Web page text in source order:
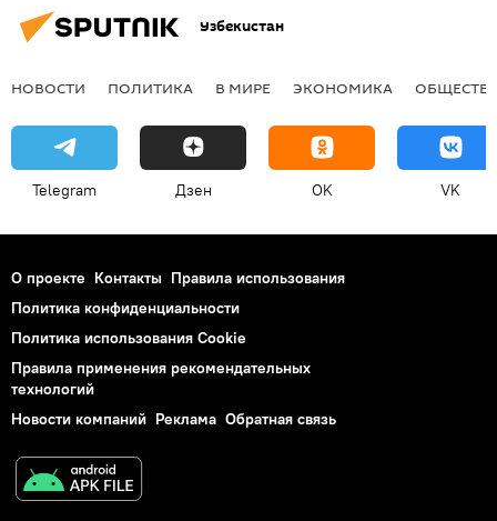
Узбекистан
НОВОСТИ ПОЛИТИКА В МИРЕ ЭКОНОМИКА
Telegram Дзен OK VK
О проекте Контакты Правила использования
Политика конфиденциальности
Политика использования Cookie
Правила применения рекомендательных
технологий
Новости компаний Реклама Обратная связь